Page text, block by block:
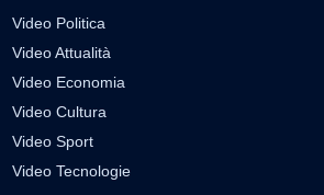
Video Politica
Video Attualità
Video Economia
Video Cultura
Video Sport
Video Tecnologie